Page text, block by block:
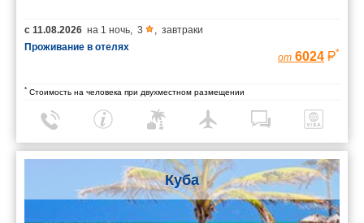
с 11.08.2026 на 1 ночь 3
завтраки
Проживание в отелях
от 6024 *
* Стоимость на человека при двухместном размещении
Куба